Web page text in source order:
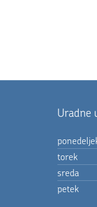
Uradne
torek
sreda
petek